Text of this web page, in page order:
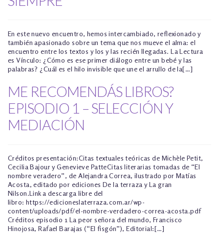
En este nuevo encuentro, hemos intercambiado, reflexionado y
también apasionado sobre un tema que nos mueve el alma: el
encuentro entre los textos y los y las recién llegadas. La Lectura
es Vínculo: ¿Cómo es ese primer diálogo entre un bebé y las
palabras? ¿Cuál es el hilo invisible que une el arrullo de la[…]
ME RECOMENDÁS LIBROS?
EPISODIO 1 – SELECCIÓN Y
MEDIACIÓN
Créditos presentación:Citas textuales teóricas de Michèle Petit,
Cecilia Bajour y Genevieve PatteCitas literarias tomadas de “El
nombre veradero”, de Alejandra Correa, ilustrado por Matías
Acosta, editado por ediciones De la terraza y La gran
Nilson.Link a descarga libre del
libro: https://edicioneslaterraza.com.ar/wp-
content/uploads/pdf/el-nombre-verdadero-correa-acosta.pdf
Créditos episodio 1 La peor señora del mundo, Francisco
Hinojosa, Rafael Barajas (“El fisgón”), Editorial:[…]